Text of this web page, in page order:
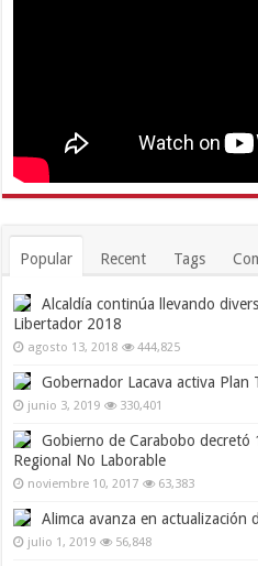
Popular Recent Tags
Alcaldía continúa llevando
Libertador 2018
agosto 13, 2018 444,825
Gobernador Lacava activa Plan
junio 3, 2019 330,401
Gobierno de Carabobo decretó
Regional No Laborable
noviembre 10, 2017 63,383
Alimca avanza en actualización
julio 1, 2019 56,848